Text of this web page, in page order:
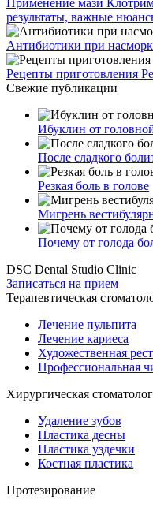
Применение мази
результаты, важные
Антибиотики при
Рецепты приготовления
Свежие публикации
Ибуклин от
После сладкого
Резкая боль в голове
Мигрень
Почему от голода
DSC Dental Studio Clinic
Записаться на прием
Терапевтическая
Лечение пульпита
Лечение кариеса
Художественная
Профессиональная
Хирургическая
Удаление зубов
Пластика десны
Пластика уздечки
Костная пластика
Протезирование